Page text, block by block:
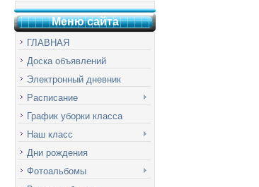
Меню сайта
ГЛАВНАЯ
Доска объявлений
Электронный дневник
Расписание
График уборки класса
Наш класс
Дни рождения
Фотоальбомы